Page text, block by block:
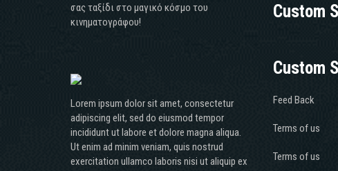
σας ταξίδι στο μαγικό κόσμο του
κινηματογράφου!
Lorem ipsum dolor sit amet, consectetur
adipiscing elit, sed do eiusmod tempor
incididunt ut labore et dolore magna aliqua.
Ut enim ad minim veniam, quis nostrud
exercitation ullamco laboris nisi ut aliquip ex
Custom
Custom
Feed Back
Terms of us
Terms of us